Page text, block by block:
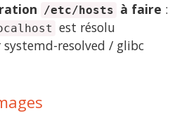
/etc/hosts à faire :
est résolu
resolved / glibc